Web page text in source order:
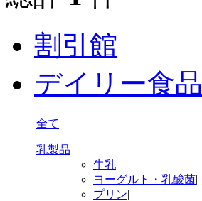
割引館
デイリー食品
全て
乳製品
牛乳|
ヨーグルト・乳酸菌|
プリン|